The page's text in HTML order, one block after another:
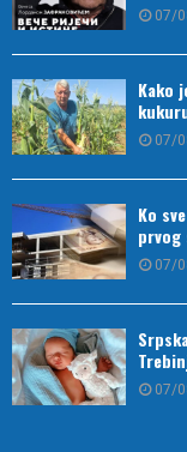
07/
Kako
07/
Ko
prvog
07/
07/